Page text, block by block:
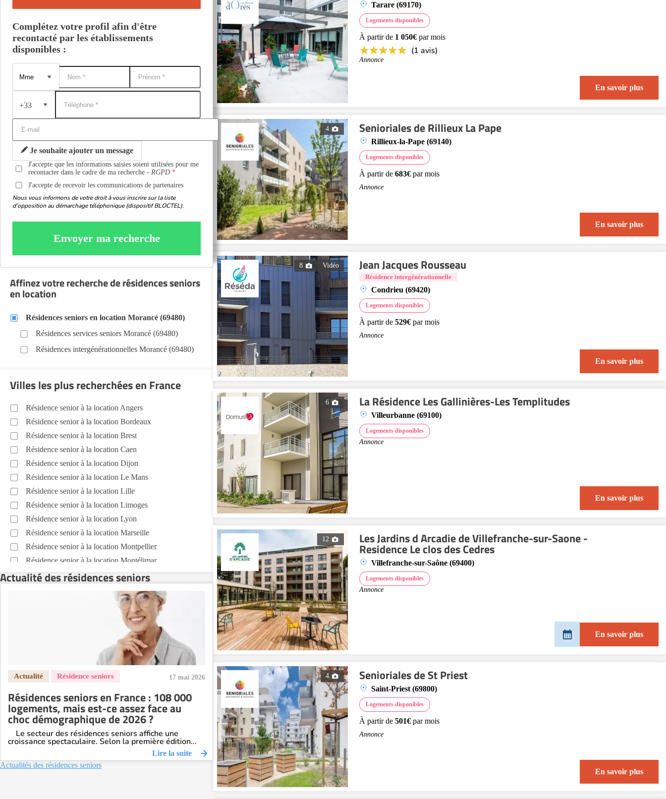
Tarare (69170)
Logements disponibles
À partir de 1 050€ par mois
(1 avis)
Annonce
En savoir plus
4 Senioriales de Rillieux La Pape
Rillieux-la-Pape (69140)
Logements disponibles
À partir de 683€ par mois
Annonce
En savoir plus
8 Vidéo Jean Jacques Rousseau
Résidence intergénérationnelle
Condrieu (69420)
Logements disponibles
À partir de 529€ par mois
Annonce
En savoir plus
6 La Résidence Les Gallinières-Les Templitudes
Villeurbanne (69100)
Logements disponibles
Annonce
En savoir plus
12 Les Jardins d Arcadie de Villefranche-sur-Saone -
Residence Le clos des Cedres
Villefranche-sur-Saône (69400)
Logements disponibles
Annonce
En savoir plus
4 Senioriales de St Priest
Saint-Priest (69800)
Logements disponibles
À partir de 501€ par mois
Annonce
En savoir plus
Complétez votre profil afin d'être
recontacté par les établissements
disponibles :
+33
Je souhaite ajouter un message
J'accepte que les informations saisies soient utilisées pour me
recontacter dans le cadre de ma recherche -RGPD
J'accepte de recevoir les communications de partenaires
Nous vous informons de votre droit à vous inscrire sur la liste
d'opposition au démarchage téléphonique (dispositif BLOCTEL).
Envoyer ma recherche
Affinez votre recherche de résidences seniors
en location
Résidences seniors en location Morancé (69480)
Résidences services seniors Morancé (69480)
Résidences intergénérationnelles Morancé (69480)
Villes les plus recherchées en France
Résidence senior à la location Angers
Résidence senior à la location Bordeaux
Résidence senior à la location Brest
Résidence senior à la location Caen
Résidence senior à la location Dijon
Résidence senior à la location Le Mans
Résidence senior à la location Lille
Résidence senior à la location Limoges
Résidence senior à la location Lyon
Résidence senior à la location Marseille
Résidence senior à la location Montpellier
Résidence senior à la location Montélimar
Résidence senior à la location Nantes
Résidence senior à la location Orléans
Résidence senior à la location Perpignan
Résidence senior à la location Reims
Résidence senior à la location Rennes
Résidence senior à la location Strasbourg
Résidence senior à la location Toulouse
Recherche par ville
Actualité des résidences seniors
17 mai 2026
Résidences seniors en France : 108 000
logements, mais est-ce assez face au
choc démographique de 2026 ?
Le secteur des résidences seniors affiche une
croissance spectaculaire. Selon la première édition...
Lire la suite
Actualités des résidences seniors